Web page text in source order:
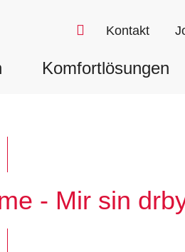
Kontakt
Komfortlösungen
- Mir sin